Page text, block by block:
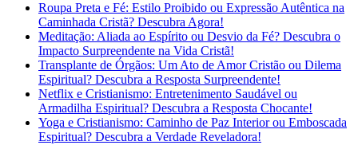
Roupa Preta e Fé: Estilo Proibido ou Expressão Autêntica na
Caminhada Cristã? Descubra Agora!
Meditação: Aliada ao Espírito ou Desvio da Fé? Descubra o
Impacto Surpreendente na Vida Cristã!
Transplante de Órgãos: Um Ato de Amor Cristão ou Dilema
Espiritual? Descubra a Resposta Surpreendente!
Netflix e Cristianismo: Entretenimento Saudável ou
Armadilha Espiritual? Descubra a Resposta Chocante!
Yoga e Cristianismo: Caminho de Paz Interior ou Emboscada
Espiritual? Descubra a Verdade Reveladora!